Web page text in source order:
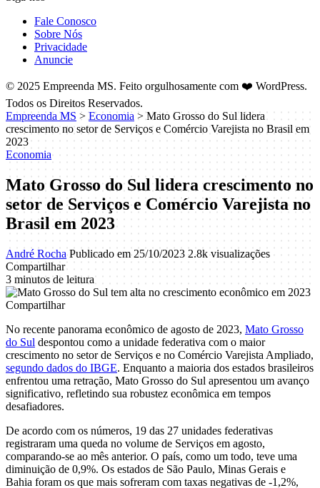
Fale Conosco
Sobre Nós
Privacidade
Anuncie
© 2025 Empreenda MS. Feito orgulhosamente com ❤️ WordPress.
Todos os Direitos Reservados.
Empreenda MS >Economia >Mato Grosso do Sul lidera
crescimento no setor de Serviços e Comércio Varejista no Brasil em
2023
Economia
Mato Grosso do Sul lidera crescimento no
setor de Serviços e Comércio Varejista no
Brasil em 2023
André Rocha Publicado em 25/10/2023 2.8k visualizações
Compartilhar
3 minutos de leitura
Compartilhar
No recente panorama econômico de agosto de 2023, Mato Grosso
do Sul despontou como a unidade federativa com o maior
crescimento no setor de Serviços e no Comércio Varejista Ampliado,
segundo dados do IBGE. Enquanto a maioria dos estados brasileiros
enfrentou uma retração, Mato Grosso do Sul apresentou um avanço
significativo, refletindo sua robustez econômica em tempos
desafiadores.
De acordo com os números, 19 das 27 unidades federativas
registraram uma queda no volume de Serviços em agosto,
comparando-se ao mês anterior. O país, como um todo, teve uma
diminuição de 0,9%. Os estados de São Paulo, Minas Gerais e
Bahia foram os que mais sofreram com taxas negativas de -1,2%,